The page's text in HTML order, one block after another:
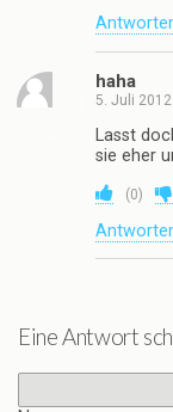
In
für
spenden.
(0)
Antworten
Guck